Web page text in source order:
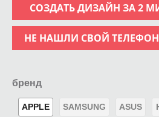
СОЗДАТЬ ДИЗАЙН ЗА 2
НЕ НАШЛИ СВОЙ ТЕЛЕФОН
бренд
APPLE SAMSUNG ASUS